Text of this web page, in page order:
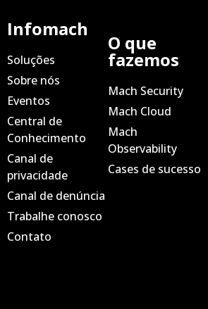
Infomach
Soluções
Sobre nós
Eventos
Central de
Conhecimento
Canal de
privacidade
Canal de denúncia
Trabalhe conosco
Contato
O que
fazemos
Mach Security
Mach Cloud
Mach
Observability
Cases de sucesso